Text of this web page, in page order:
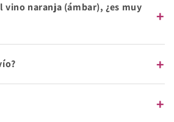
vino naranja (ámbar), ¿es muy
+
+
+